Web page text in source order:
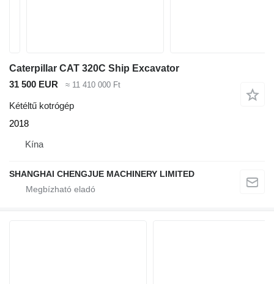
Caterpillar CAT 320C Ship Excavator
31 500 EUR
≈ 11 410 000 Ft
Kétéltű kotrógép
2018
Kína
SHANGHAI CHENGJUE MACHINERY LIMITED